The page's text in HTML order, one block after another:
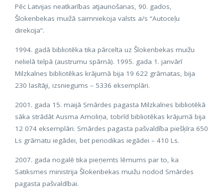
Pēc Latvijas neatkarības atjaunošanas, 90. gados,
Šlokenbekas muižā saimniekoja valsts a/s “Autoceļu
direkcija”.
1994. gadā bibliotēka tika pārcelta uz Šlokenbekas muižu
nelielā telpā (austrumu spārnā). 1995. gada 1. janvārī
Milzkalnes bibliotēkas krājumā bija 19 622 grāmatas, bija
230 lasītāji, izsniegums – 5336 eksemplāri.
2001. gada 15. maijā Smārdes pagasta Milzkalnes bibliotēkā
sāka strādāt Ausma Amoliņa, tobrīd bibliotēkas krājumā bija
12 074 eksemplāri. Smārdes pagasta pašvaldība piešķīra 650
Ls grāmatu iegādei, bet periodikas iegādei – 410 Ls.
2007. gada nogalē tika pieņemts lēmums par to, ka
Satiksmes ministrija Šlokenbekas muižu nodod Smārdes
pagasta pašvaldībai.